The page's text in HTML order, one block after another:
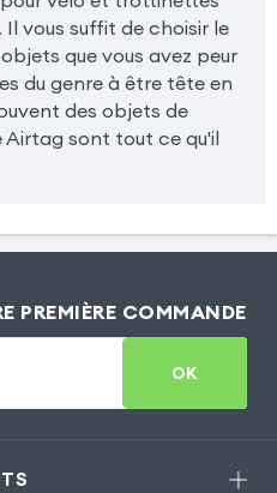
vous suffit de choisir le
que vous avez peur
du genre à être tête en
des objets de
sont tout ce qu'il
PREMIÈRE COMMANDE
OK